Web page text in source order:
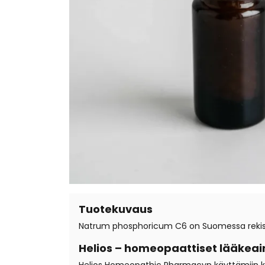
Tuotekuvaus
Natrum phosphoricum C6 on Suomessa
Helios – homeopaattiset